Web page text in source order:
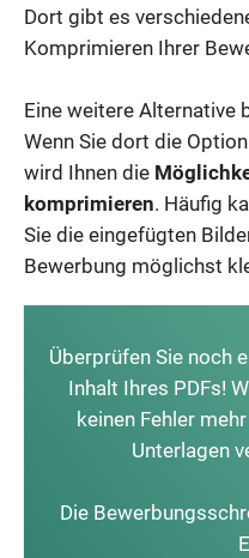
Dort gibt es
Komprimieren Ihrer
Eine weitere Alternative
Wenn Sie dort die
wird Ihnen die
komprimieren. Häufig
Sie die eingefügten
Bewerbung möglichst
Überprüfen Sie noch
Inhalt Ihres PDFs!
keinen Fehler
Unterlagen
Die